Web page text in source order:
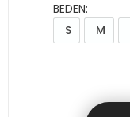
BEDEN:
S
M